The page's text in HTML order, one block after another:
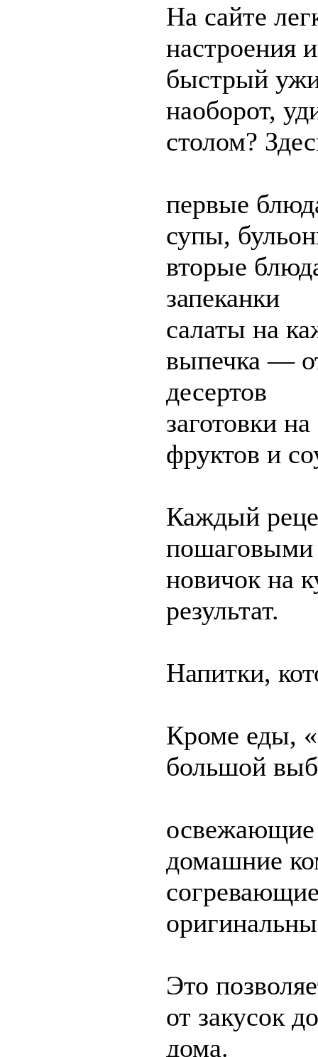
На сайте
настроения
быстрый
наоборот,
столом?
первые
супы,
вторые
запеканки
салаты на
выпечка —
десертов
заготовки
фруктов и
Каждый
пошаговыми
новичок на
результат.
Напитки,
Кроме еды,
большой
домашние
Это
от закусок
дома.